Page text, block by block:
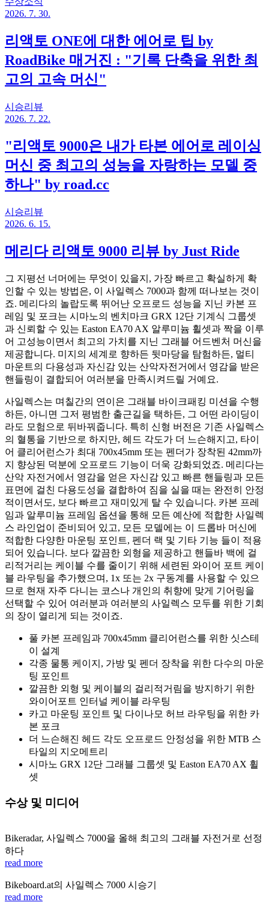
2026. 7. 30.
리액토 ONE에 대한 에어로 팁 by
RoadBike 매거진 : "기록 단축을 위한 최
고의 고속 머신"
시승리뷰
2026. 7. 22.
"리액토 9000은 내가 타본 에어로 레이싱
머신 중 최고의 성능을 자랑하는 모델 중
하나" by road.cc
시승리뷰
2026. 6. 15.
메리다 리액토 9000 리뷰 by Just Ride
그 지평선 너머에는 무엇이 있을지, 가장 빠르고 확실하게 확
인할 수 있는 방법은, 이 사일렉스 7000과 함께 떠나보는 것이
죠. 메리다의 놀랍도록 뛰어난 오프로드 성능을 지닌 카본 프
레임 및 포크는 시마노의 벤치마크 GRX 12단 기계식 그룹셋
과 신뢰할 수 있는 Easton EA70 AX 알루미늄 휠셋과 짝을 이루
어 고성능이면서 최고의 가치를 지닌 그래블 어드벤처 머신을
제공합니다. 미지의 세계로 향하든 뒷마당을 탐험하든, 멀티
마운트의 다용성과 자신감 있는 산악자전거에서 영감을 받은
핸들링이 결합되어 여러분을 만족시켜드릴 거예요.
사일렉스는 며칠간의 연이은 그래블 바이크패킹 미션을 수행
하든, 아니면 그저 평범한 출근길을 택하든, 그 어떤 라이딩이
라도 모험으로 뒤바꿔줍니다. 특히 신형 버전은 기존 사일렉스
의 혈통을 기반으로 하지만, 헤드 각도가 더 느슨해지고, 타이
어 클리어런스가 최대 700x45mm 또는 펜더가 장착된 42mm까
지 향상된 덕분에 오프로드 기능이 더욱 강화되었죠. 메리다는
산악 자전거에서 영감을 얻은 자신감 있고 빠른 핸들링과 모든
표면에 걸친 다용도성을 결합하여 짐을 실을 때는 완전히 안정
적이면서도, 보다 빠르고 재미있게 탈 수 있습니다. 카본 프레
임과 알루미늄 프레임 옵션을 통해 모든 예산에 적합한 사일렉
스 라인업이 준비되어 있고, 모든 모델에는 이 드롭바 머신에
적합한 다양한 마운팅 포인트, 펜더 랙 및 기타 기능 들이 적용
되어 있습니다. 보다 깔끔한 외형을 제공하고 핸들바 백에 걸
리적거리는 케이블 수를 줄이기 위해 세련된 와이어 포트 케이
블 라우팅을 추가했으며, 1x 또는 2x 구동계를 사용할 수 있으
므로 현재 자주 다니는 코스나 개인의 취향에 맞게 기어링을
선택할 수 있어 여러분과 여러분의 사일렉스 모두를 위한 기회
의 장이 열리게 되는 것이죠.
풀 카본 프레임과 700x45mm 클리어런스를 위한 싯스테
이 설계
각종 물통 케이지, 가방 및 펜더 장착을 위한 다수의 마운
팅 포인트
깔끔한 외형 및 케이블의 걸리적거림을 방지하기 위한
와이어포트 인터널 케이블 라우팅
카고 마운팅 포인트 및 다이나모 허브 라우팅을 위한 카
본 포크
더 느슨해진 헤드 각도 오프로드 안정성을 위한 MTB 스
타일의 지오메트리
시마노 GRX 12단 그래블 그룹셋 및 Easton EA70 AX 휠
셋
수상 및 미디어
Bikeradar, 사일렉스 7000을 올해 최고의 그래블 자전거로 선정
하다
read more
Bikeboard.at의 사일렉스 7000 시승기
read more